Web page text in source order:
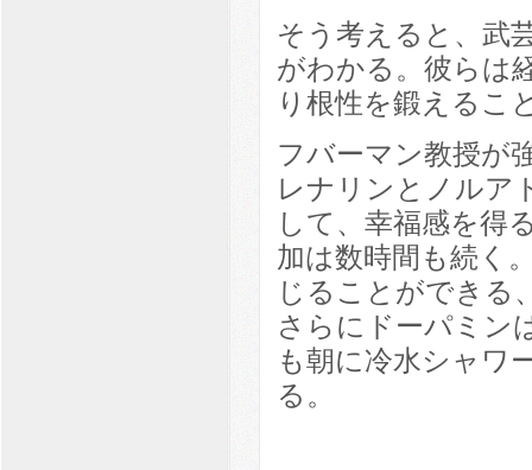
そう考えると、武
がわかる。彼らは
り根性を鍛えるこ
フバーマン教授が
レナリンとノルア
して、幸福感を得
加は数時間も続く
じることができる
さらにドーパミン
も朝に冷水シャワ
る。